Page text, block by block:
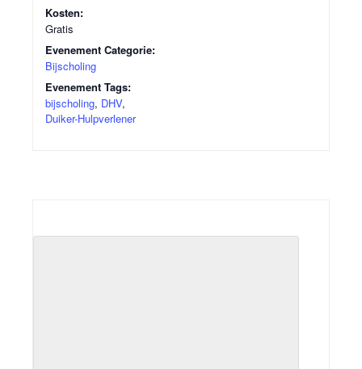
Kosten:
Gratis
Evenement Categorie:
Bijscholing
Evenement Tags:
bijscholing, DHV,
Duiker-Hulpverlener